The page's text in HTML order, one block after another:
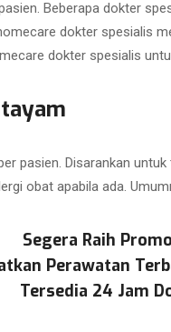
Beberapa dokter
dokter spesialis
dokter spesialis
pasien. Disarankan
obat apabila ada.
Segera Raih
Perawatan
Tersedia 24 Jam